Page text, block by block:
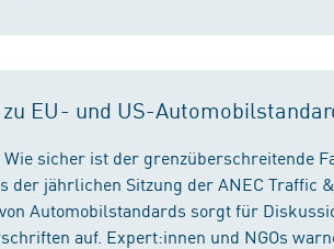
EU- und US-
sicher ist der grenzüberschreitende
der jährlichen Sitzung der ANEC Traffic
Automobilstandards sorgt für
auf. Expert:innen und NGOs